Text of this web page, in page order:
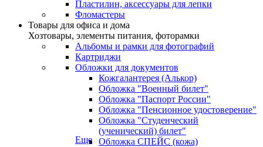
Пластилин, аксессуары для лепки
Фломастеры
Товары для офиса и дома
Хозтовары, элементы питания, фоторамки
Альбомы и рамки для фотографий
Картриджи
Обложки для документов
Кожгалантерея (Алькор)
Обложка "Военный билет"
Обложка "Паспорт России"
Обложка "Пенсионное удостоверение"
Обложка "Студенческий
(ученический) билет"
Обложка СПЕЙС (кожа)
Еще